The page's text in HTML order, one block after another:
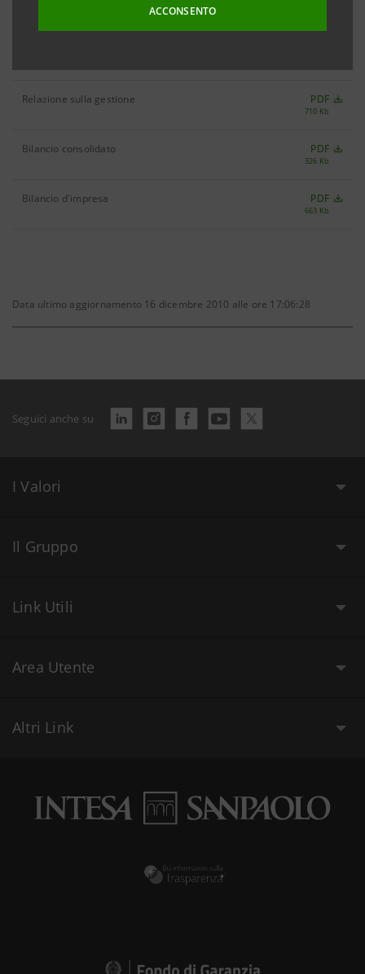
ACCONSENTO
Relazione sulla gestione PDF
710 Kb
Bilancio consolidato PDF
326 Kb
Bilancio d'impresa PDF
663 Kb
Data ultimo aggiornamento 16 dicembre 2010 alle ore 17:06:28
Seguici anche su
I Valori
Il Gruppo
Link Utili
Area Utente
Altri Link